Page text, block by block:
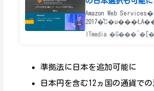
Amazon Web
ITmedia
準拠法に日本を追加可能に
日本円を含む12ヵ国の通貨で